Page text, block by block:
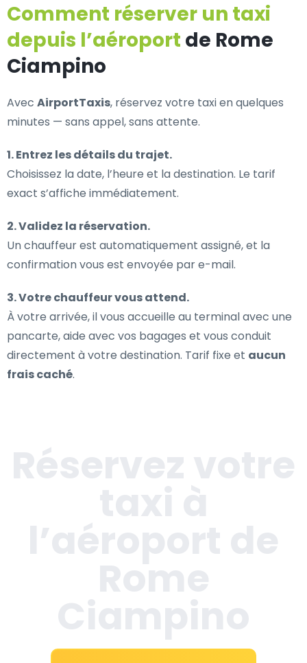
Comment réserver un taxi
depuis l’aéroport de Rome
Ciampino
Avec AirportTaxis, réservez votre taxi en quelques
minutes — sans appel, sans attente.
1. Entrez les détails du trajet.
Choisissez la date, l’heure et la destination. Le tarif
exact s’affiche immédiatement.
2. Validez la réservation.
Un chauffeur est automatiquement assigné, et la
confirmation vous est envoyée par e-mail.
3. Votre chauffeur vous attend.
À votre arrivée, il vous accueille au terminal avec une
pancarte, aide avec vos bagages et vous conduit
directement à votre destination. Tarif fixe et aucun
frais caché.